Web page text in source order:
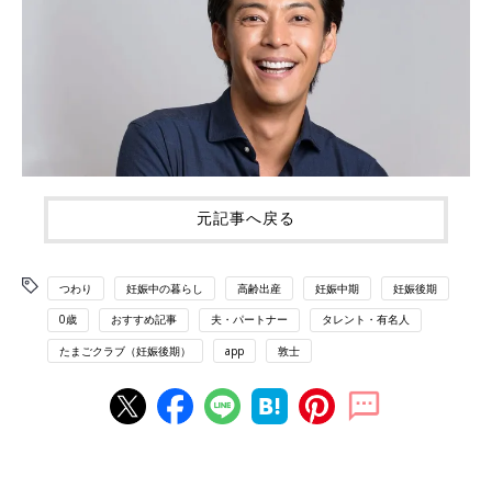
元記事へ戻る
つわり 妊娠中の暮らし 高齢出産 妊娠中期 妊娠後期
0歳 おすすめ記事 夫・パートナー タレント・有名人
たまごクラブ（妊娠後期） app 敦士